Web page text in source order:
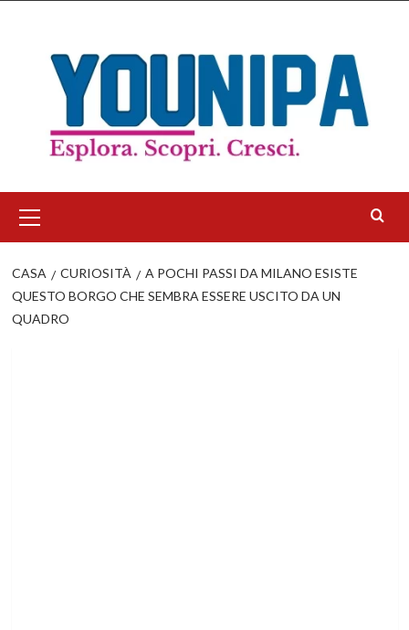
contenuto
principale
CASA CURIOSITÀ
A POCHI PASSI DA MILANO ESISTE
QUESTO BORGO CHE SEMBRA ESSERE USCITO DA UN
QUADRO